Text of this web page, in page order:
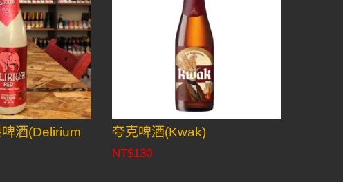
酒(Delirium
夸克啤酒(Kwak)
NT$130